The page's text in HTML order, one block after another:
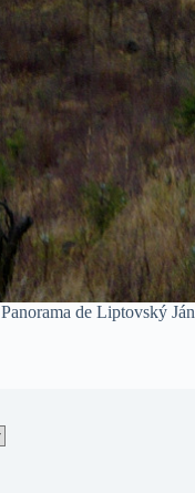
Panorama de Liptovský Ján